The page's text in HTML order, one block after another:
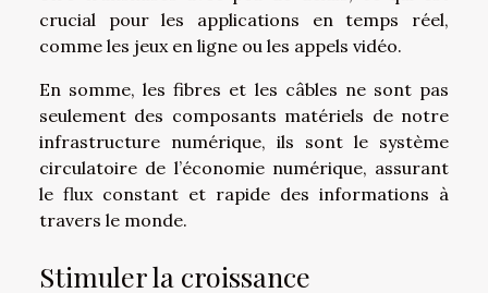
crucial pour les applications en temps réel,
comme les jeux en ligne ou les appels vidéo.
En somme, les fibres et les câbles ne sont pas
seulement des composants matériels de notre
infrastructure numérique, ils sont le système
circulatoire de l’économie numérique, assurant
le flux constant et rapide des informations à
travers le monde.
Stimuler la croissance